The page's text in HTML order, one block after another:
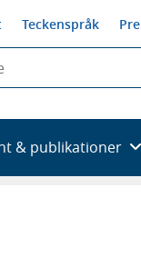
Teckenspråk
& publikationer